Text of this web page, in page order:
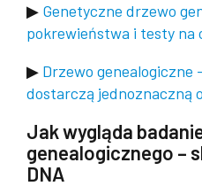
▶ Genetyczne drzewo
pokrewieństwa i testy na
▶ Drzewo genealogiczne
dostarczą jednoznaczną
Jak wygląda
genealogicznego –
DNA